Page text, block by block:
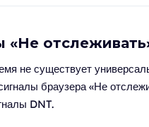
«Не
не существует
браузера «Не
DNT.